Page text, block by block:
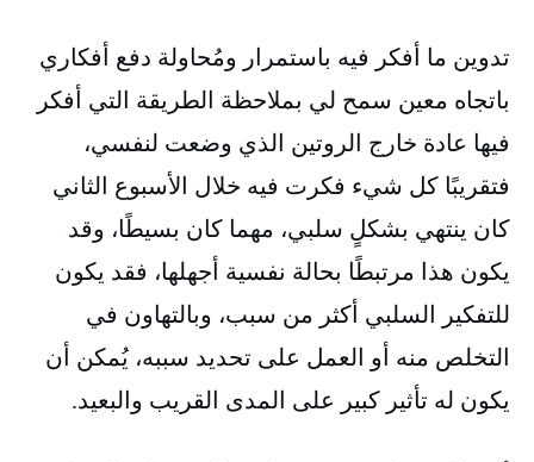
تدوين ما أفكر فيه باستمرار ومُحاولة دفع أفكاري
باتجاه معين سمح لي بملاحظة الطريقة التي أفكر
فيها عادة خارج الروتين الذي وضعت لنفسي،
فتقريبًا كل شيء فكرت فيه خلال الأسبوع الثاني
كان ينتهي بشكلٍ سلبي، مهما كان بسيطًا، وقد
يكون هذا مرتبطًا بحالة نفسية أجهلها، فقد يكون
للتفكير السلبي أكثر من سبب، وبالتهاون في
التخلص منه أو العمل على تحديد سببه، يُمكن أن
يكون له تأثير كبير على المدى القريب والبعيد.